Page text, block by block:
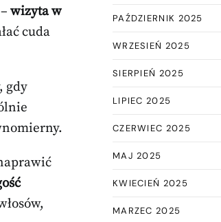
wizyta w
cuda
gdy
PAŹDZIERNIK 2025
WRZESIEŃ 2025
SIERPIEŃ 2025
LIPIEC 2025
CZERWIEC 2025
MAJ 2025
KWIECIEŃ 2025
MARZEC 2025